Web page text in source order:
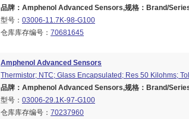
品牌：Amphenol Advanced Sensors,规格：Brand/
型号： 03006-11.7K-98-G100
仓库库存编号： 70681645
Amphenol Advanced Sensors
Thermistor; NTC; Glass Encapsulated; Res 50 Kilohms;
品牌：Amphenol Advanced Sensors,规格：Brand/
型号： 03006-29.1K-97-G100
仓库库存编号： 70237960